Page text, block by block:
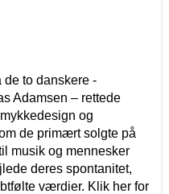
de to danskere -
Adamsen – rettede
og
de primært solgte på
musik og mennesker
deres spontanitet,
værdier. Klik her for